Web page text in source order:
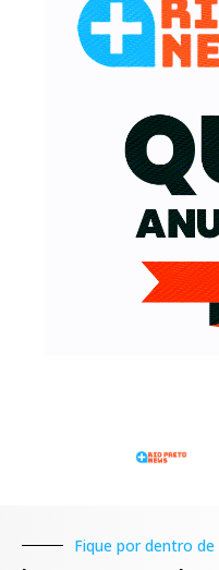
Fique por dentro